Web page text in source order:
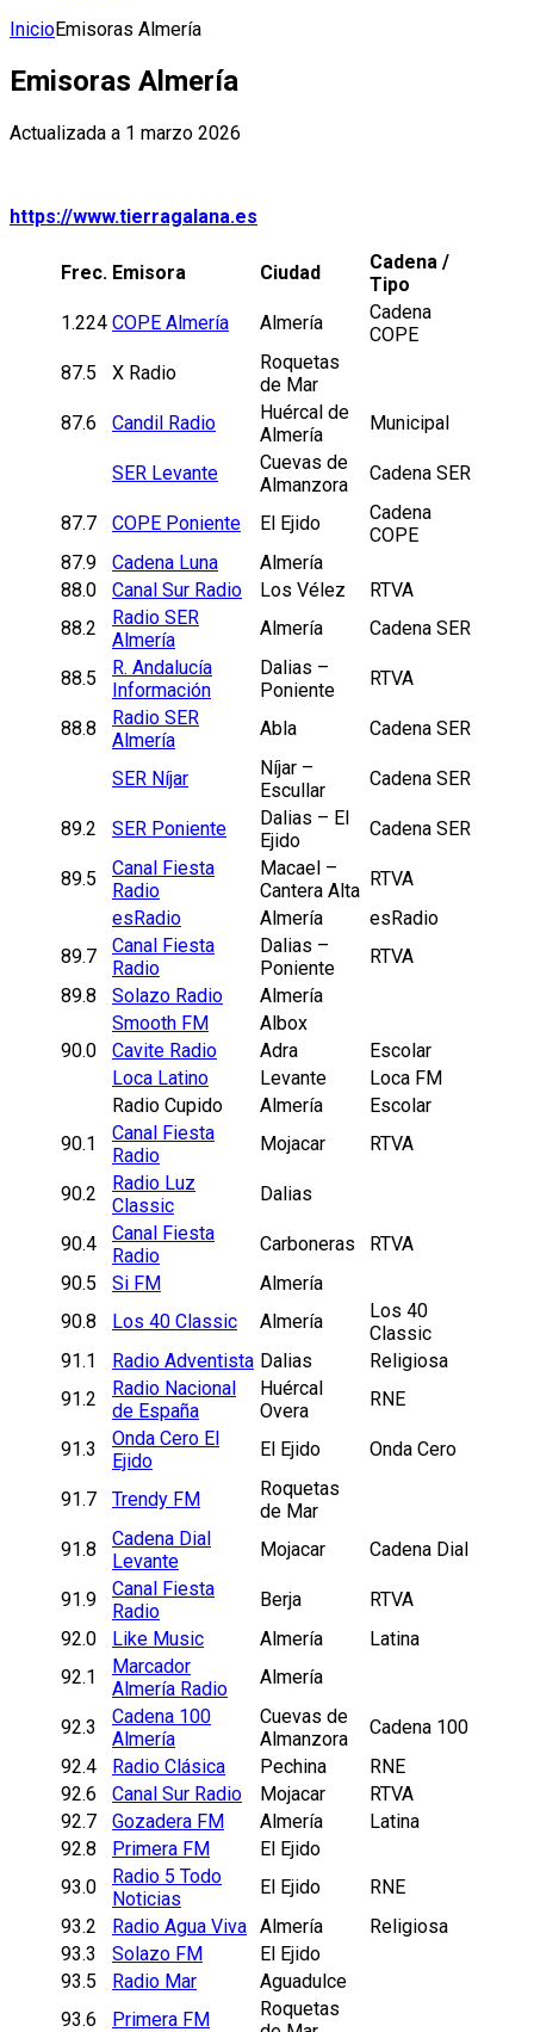
InicioEmisoras Almería
Emisoras Almería
Actualizada a 1 marzo 2026
https://www.tierragalana.es
Frec. Emisora Ciudad
Cadena /
Tipo
1.224 COPE Almería Almería
Cadena
COPE
87.5
X Radio
Roquetas
de Mar
87.6
Candil Radio
Huércal de
Almería
Municipal
SER Levante
Cuevas de
Almanzora
Cadena SER
87.7 COPE Poniente El Ejido
Cadena
COPE
87.9
Cadena Luna
Almería
88.0
Canal Sur Radio Los Vélez
RTVA
88.2
Radio SER
Almería
Almería Cadena SER
88.5
R. Andalucía
Información
Dalias –
Poniente
RTVA
88.8
Radio SER
Almería
Abla Cadena SER
SER Níjar
Níjar –
Escullar
Cadena SER
89.2 SER Poniente
Dalias – El
Ejido
Cadena SER
89.5
Canal Fiesta
Radio
Macael –
Cantera Alta
RTVA
esRadio
Almería
esRadio
89.7
Canal Fiesta
Radio
Dalias –
Poniente
RTVA
89.8
Solazo Radio
Almería
Smooth FM
Albox
90.0
Cavite Radio Adra
Escolar
Loca Latino
Levante
Loca FM
Radio Cupido
Almería
Escolar
90.1
Canal Fiesta
Radio
Mojacar RTVA
90.2
Radio Luz
Classic
Dalias
90.4
Canal Fiesta
Radio
Carboneras
RTVA
90.5
Si FM
Almería
90.8
Los 40 Classic Almería
Los 40
Classic
91.1
Radio Adventista Dalias
Religiosa
91.2
Radio Nacional
de España
Huércal
Overa
RNE
91.3
Onda Cero El
Ejido
El Ejido Onda Cero
91.7 Trendy FM
Roquetas
de Mar
91.8
Cadena Dial
Levante
Mojacar Cadena Dial
91.9
Canal Fiesta
Radio
Berja
RTVA
92.0
Like Music Almería
Latina
92.1
Marcador
Almería Radio
Almería
92.3
Cadena 100
Almería
Cuevas de
Almanzora
Cadena 100
92.4
Radio Clásica Pechina
RNE
92.6
Canal Sur Radio Mojacar
RTVA
92.7
Gozadera FM Almería
Latina
92.8
Primera FM
El Ejido
93.0
Radio 5 Todo
Noticias
El Ejido
RNE
93.2
Radio Agua Viva Almería
Religiosa
93.3
Solazo FM
El Ejido
93.5
Radio Mar
Aguadulce
93.6
Primera FM
Roquetas